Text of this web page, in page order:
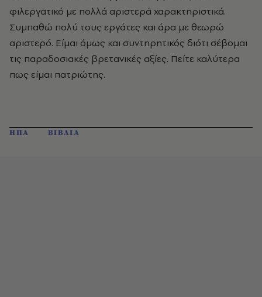
φιλεργατικό με πολλά αριστερά χαρακτηριστικά.
Συμπαθώ πολύ τους εργάτες και άρα με θεωρώ
αριστερό. Eίμαι όμως και συντηρητικός διότι σέβομαι
τις παραδοσιακές βρετανικές αξίες. Πείτε καλύτερα
πως είμαι πατριώτης.
ΗΠΑ ΒΙΒΛΙΑ